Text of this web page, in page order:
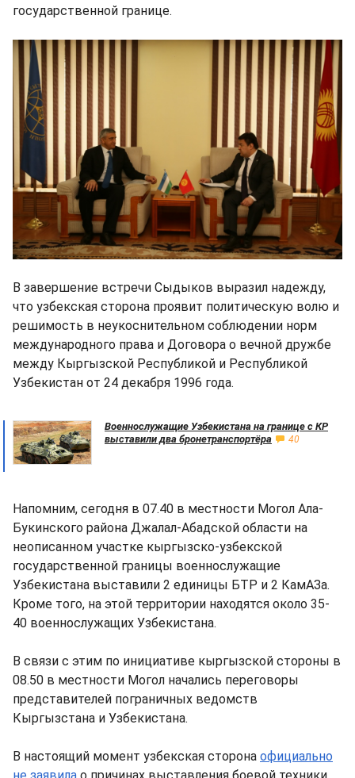
государственной границе.
В завершение встречи Сыдыков выразил надежду,
что узбекская сторона проявит политическую волю и
решимость в неукоснительном соблюдении норм
международного права и Договора о вечной дружбе
между Кыргызской Республикой и Республикой
Узбекистан от 24 декабря 1996 года.
Военнослужащие Узбекистана на границе с КР
выставили два бронетранспортёра
40
Напомним, сегодня в 07.40 в местности Могол Ала-
Букинского района Джалал-Абадской области на
неописанном участке кыргызско-узбекской
государственной границы военнослужащие
Узбекистана выставили 2 единицы БТР и 2 КамАЗа.
Кроме того, на этой территории находятся около 35-
40 военнослужащих Узбекистана.
В связи с этим по инициативе кыргызской стороны в
08.50 в местности Могол начались переговоры
представителей пограничных ведомств
Кыргызстана и Узбекистана.
В настоящий момент узбекская сторона официально